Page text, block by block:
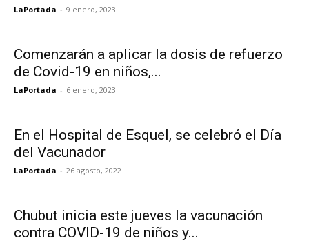
LaPortada - 9 enero, 2023
Comenzarán a aplicar la dosis de refuerzo
de Covid-19 en niños,...
LaPortada - 6 enero, 2023
En el Hospital de Esquel, se celebró el Día
del Vacunador
LaPortada - 26 agosto, 2022
Chubut inicia este jueves la vacunación
contra COVID-19 de niños y...